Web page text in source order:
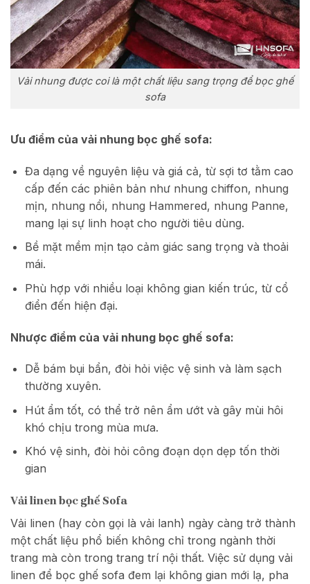
Vải nhung được coi là một chất liệu sang trọng để bọc ghế
sofa
Ưu điểm của vải nhung bọc ghế sofa:
Đa dạng về nguyên liệu và giá cả, từ sợi tơ tằm cao
cấp đến các phiên bản như nhung chiffon, nhung
mịn, nhung nổi, nhung Hammered, nhung Panne,
mang lại sự linh hoạt cho người tiêu dùng.
Bề mặt mềm mịn tạo cảm giác sang trọng và thoải
mái.
Phù hợp với nhiều loại không gian kiến trúc, từ cổ
điển đến hiện đại.
Nhược điểm của vải nhung bọc ghế sofa:
Dễ bám bụi bẩn, đòi hỏi việc vệ sinh và làm sạch
thường xuyên.
Hút ẩm tốt, có thể trở nên ẩm ướt và gây mùi hôi
khó chịu trong mùa mưa.
Khó vệ sinh, đòi hỏi công đoạn dọn dẹp tốn thời
gian
Vải linen bọc ghế Sofa
Vải linen (hay còn gọi là vải lanh) ngày càng trở thành
một chất liệu phổ biến không chỉ trong ngành thời
trang mà còn trong trang trí nội thất. Việc sử dụng vải
linen để bọc ghế sofa đem lại không gian mới lạ, pha